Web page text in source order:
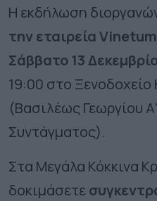
Η εκδήλωση
την εταιρεία Vinetum
Σάββατο 13
19:00 στο
(Βασιλέως Γεωργίου
Συντάγματος).
Στα Μεγάλα Κόκκινα
δοκιμάσετε